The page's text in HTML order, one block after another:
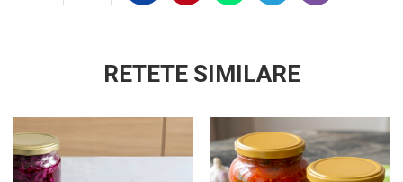
RETETE SIMILARE